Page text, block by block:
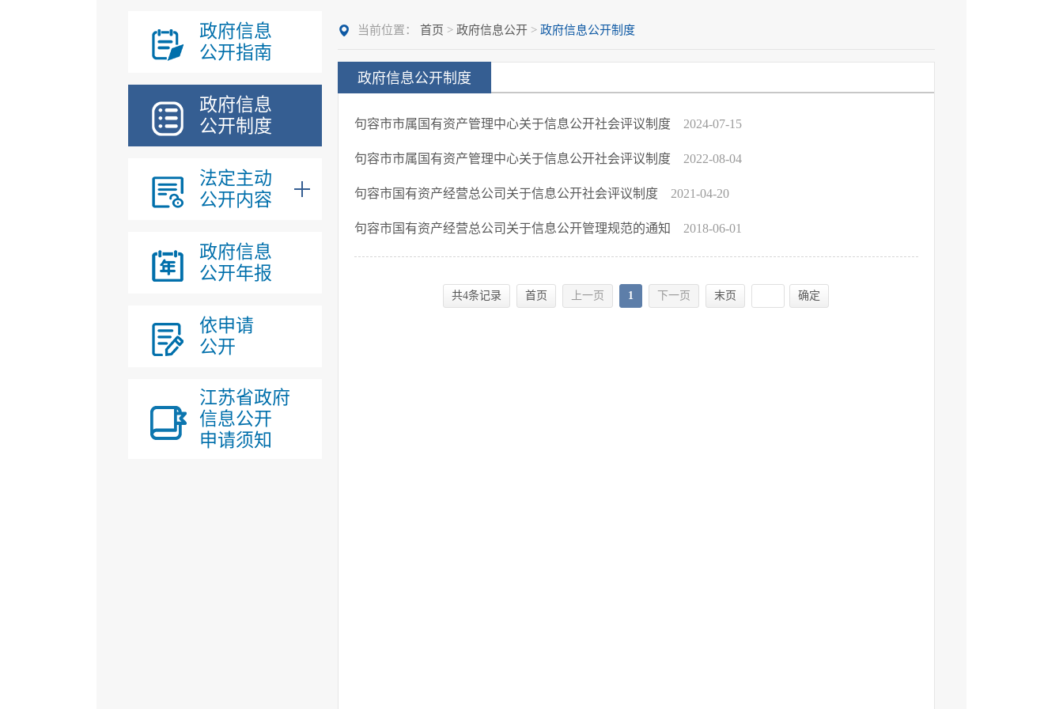
政府信息
公开指南
政府信息
公开制度
法定主动
公开内容
政府信息
公开年报
依申请
公开
江苏省政府
信息公开
申请须知
当前位置： 首页 > 政府信息公开> 政府信息公开制度
政府信息公开制度
句容市市属国有资产管理中心关于信息公开社会评议制度 2024-07-15
句容市市属国有资产管理中心关于信息公开社会评议制度 2022-08-04
句容市国有资产经营总公司关于信息公开社会评议制度 2021-04-20
句容市国有资产经营总公司关于信息公开管理规范的通知 2018-06-01
共4条记录 首页 上一页 1 下一页 末页 确定